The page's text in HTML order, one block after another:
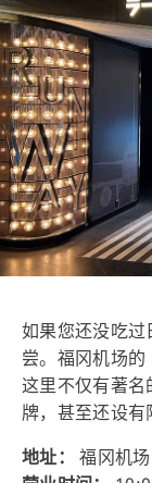
如果您还没吃
尝。福冈机场的
这里不仅有著
牌，甚至还设有
地址：
福冈机